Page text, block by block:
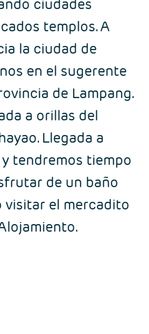
ciudades
templos. A
la ciudad de
en el sugerente
de Lampang.
a orillas del
Llegada a
tendremos tiempo
de un baño
visitar el mercadito